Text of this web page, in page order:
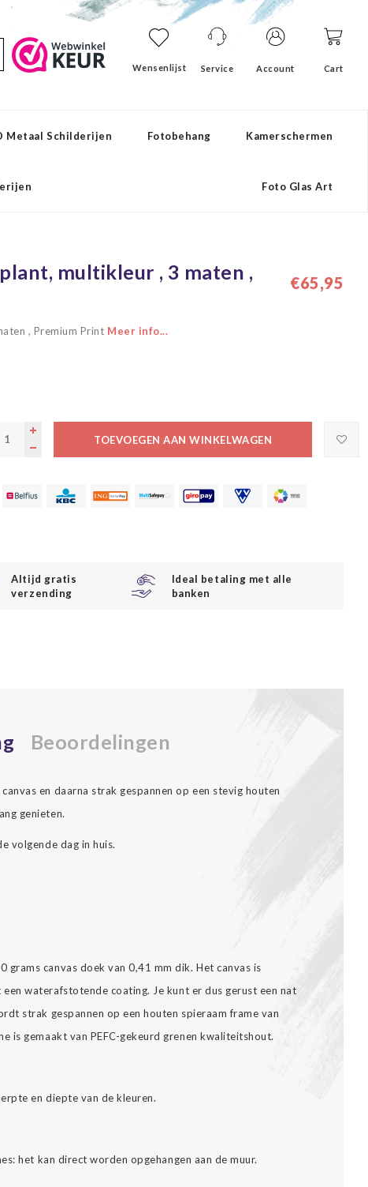
Wensenlijst Service Account Cart
Metaal Schilderijen Fotobehang Kamerschermen
Foto Glas Art
multikleur , 3 maten ,
€65,95
, Premium Print Meer info...
TOEVOEGEN AAN WINKELWAGEN
Altijd gratis
verzending
Ideal betaling met alle
banken
Beoordelingen
en daarna strak gespannen op een stevig houten
genieten.
volgende dag in huis.
grams canvas doek van 0,41 mm dik. Het canvas is
waterafstotende coating. Je kunt er dus gerust een nat
strak gespannen op een houten spieraam frame van
is gemaakt van PEFC-gekeurd grenen kwaliteitshout.
en diepte van de kleuren.
het kan direct worden opgehangen aan de muur.